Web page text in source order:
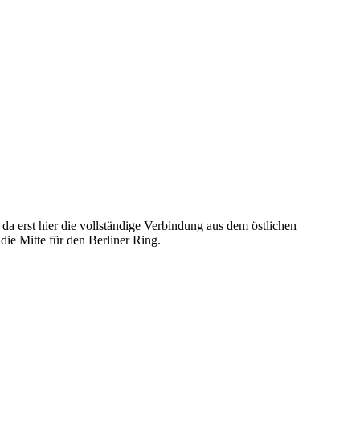
erst hier die vollständige Verbindung aus dem östlichen
Mitte für den Berliner Ring.